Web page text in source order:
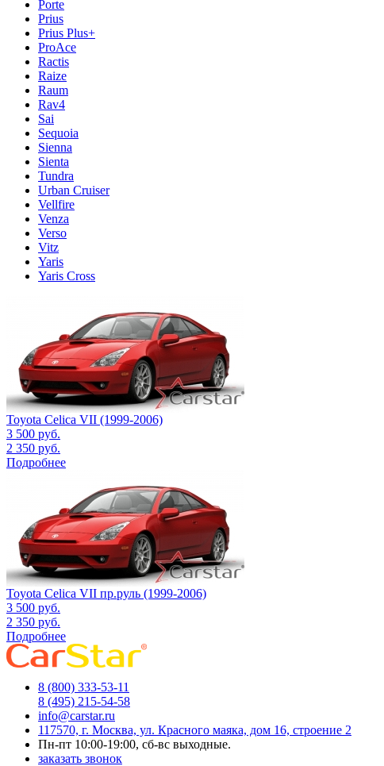
Porte
Prius
Prius Plus+
ProAce
Ractis
Raize
Raum
Rav4
Sai
Sequoia
Sienna
Sienta
Tundra
Urban Cruiser
Vellfire
Venza
Verso
Vitz
Yaris
Yaris Cross
Toyota Celica VII (1999-2006)
3 500 руб.
2 350 руб.
Подробнее
Toyota Celica VII пр.руль (1999-2006)
3 500 руб.
2 350 руб.
Подробнее
8 (800) 333-53-11
8 (495) 215-54-58
info@carstar.ru
117570, г. Москва, ул. Красного маяка, дом 16, строение 2
Пн-пт 10:00-19:00, сб-вс выходные.
заказать звонок